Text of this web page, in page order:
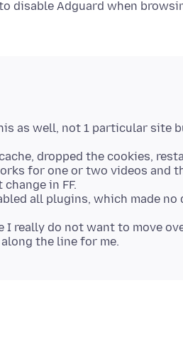
dropped the cookies,
for one or two videos and
in FF.
I really do not want to move